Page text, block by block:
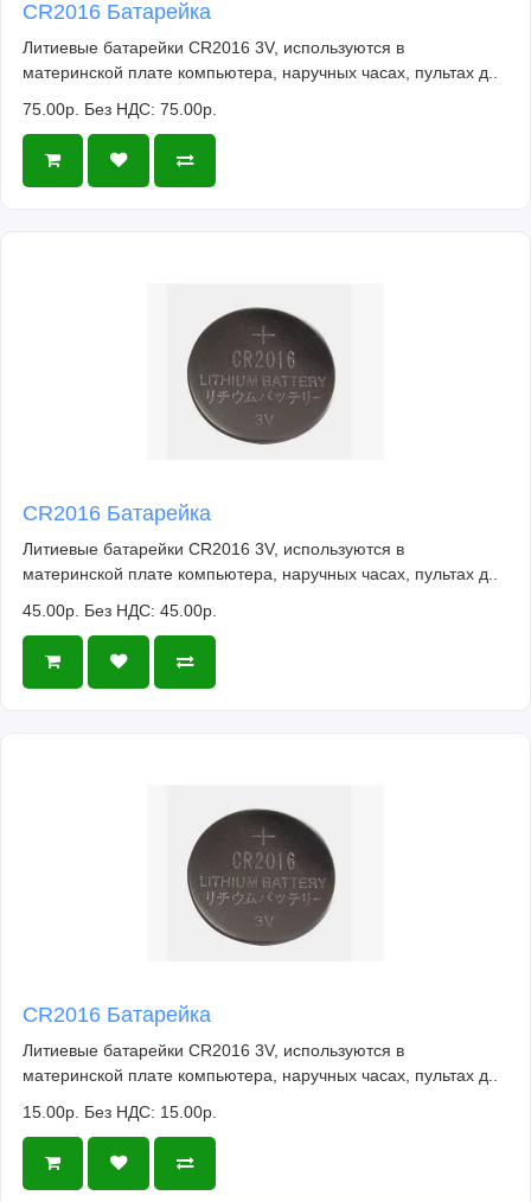
CR2016 Батарейка
Литиевые батарейки CR2016 3V, используются в
материнской плате компьютера, наручных часах, пультах д..
75.00р. Без НДС: 75.00р.
CR2016 Батарейка
Литиевые батарейки CR2016 3V, используются в
материнской плате компьютера, наручных часах, пультах д..
45.00р. Без НДС: 45.00р.
CR2016 Батарейка
Литиевые батарейки CR2016 3V, используются в
материнской плате компьютера, наручных часах, пультах д..
15.00р. Без НДС: 15.00р.